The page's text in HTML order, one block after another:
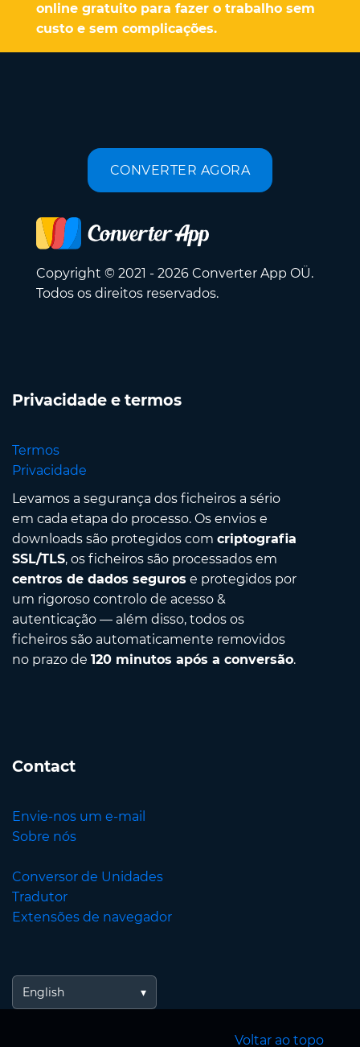
online gratuito para fazer o trabalho sem
custo e sem complicações.
CONVERTER AGORA
Copyright © 2021 - 2026 Converter App OÜ.
Todos os direitos reservados.
Privacidade e termos
Termos
Privacidade
Levamos a segurança dos ficheiros a sério
em cada etapa do processo. Os envios e
downloads são protegidos com criptografia
SSL/TLS, os ficheiros são processados em
centros de dados seguros e protegidos por
um rigoroso controlo de acesso &
autenticação — além disso, todos os
ficheiros são automaticamente removidos
no prazo de 120 minutos após a conversão.
Contact
Envie-nos um e-mail
Sobre nós
Conversor de Unidades
Tradutor
Extensões de navegador
English
Voltar ao topo